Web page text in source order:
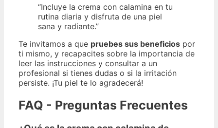
“Incluye la crema con calamina en tu
rutina diaria y disfruta de una piel
sana y radiante.”
Te invitamos a que pruebes sus beneficios por
ti mismo, y recapacites sobre la importancia de
leer las instrucciones y consultar a un
profesional si tienes dudas o si la irritación
persiste. ¡Tu piel te lo agradecerá!
FAQ - Preguntas Frecuentes